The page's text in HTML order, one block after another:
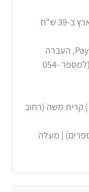
שליח עד הבית לכל רחבי הארץ ב-39 ש"ח
כרטיסי אשראי, PayPal, העברה
בנקאית או באפליקציות Bit / Paybox (למספר 054-
| קרית משה (רחוב
| מעלה